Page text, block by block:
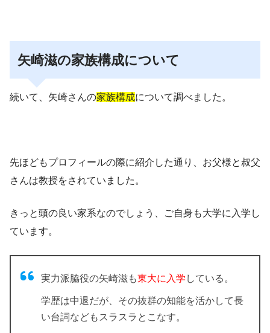
矢崎滋の家族構成について
続いて、矢崎さんの家族構成について調べました。
先ほどもプロフィールの際に紹介した通り、お父様と叔父
さんは教授をされていました。
きっと頭の良い家系なのでしょう、ご自身も大学に入学し
ています。
実力派脇役の矢崎滋も東大に入学 している。
学歴は中退だが、その抜群の知能を活かして長
い台詞などもスラスラとこなす。